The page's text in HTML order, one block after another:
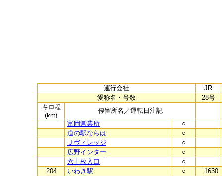
運行会社
JR
愛称名・号数
28号
キロ程
(km)
停留所名／運転日注記
富岡営業所
○
道の駅ならは
○
Ｊヴィレッジ
○
広野インター
○
六十枚入口
○
204
いわき駅 ○
1630